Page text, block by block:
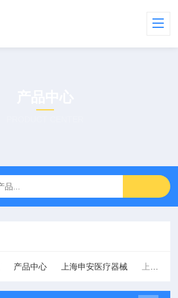
产品中心 上海申安医疗器械 上海申安医疗器械/高压灭菌器/30 立升立式压力灭菌器